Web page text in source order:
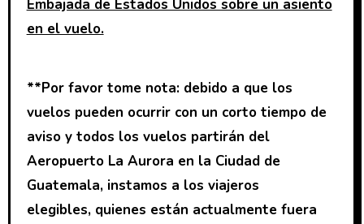
Embajada de Estados Unidos sobre un asiento
en el vuelo.
**Por favor tome nota: debido a que los
vuelos pueden ocurrir con un corto tiempo de
aviso y todos los vuelos partirán del
Aeropuerto La Aurora en la Ciudad de
Guatemala, instamos a los viajeros
elegibles, quienes están actualmente fuera